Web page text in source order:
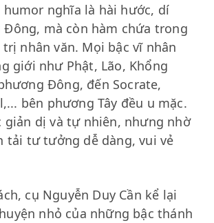
humor nghĩa là hài hước, dí
Đông, mà còn hàm chứa trong
nhân văn. Mọi bậc vĩ nhân
giới như Phật, Lão, Khổng
Đông, đến Socrate,
bên phương Tây đều u mặc.
giản dị và tự nhiên, nhưng nhờ
tải tư tưởng dễ dàng, vui vẻ
cụ Nguyễn Duy Cần kể lại
nhỏ của những bậc thánh